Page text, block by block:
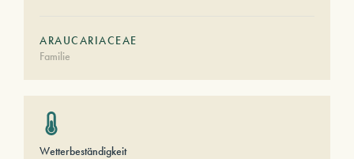
ARAUCARIACEAE
Familie
Wetterbeständigkeit